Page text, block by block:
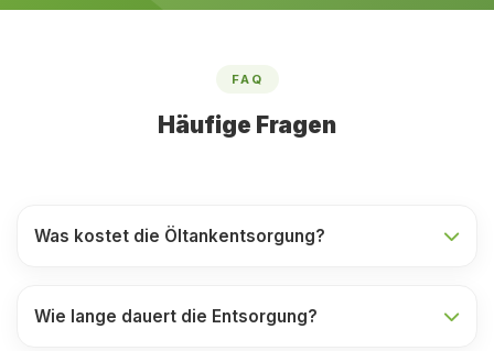
FAQ
Häufige Fragen
Was kostet die Öltankentsorgung?
Wie lange dauert die Entsorgung?